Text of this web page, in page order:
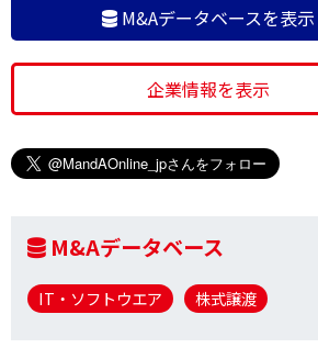
M&Aデータベースを表示
企業情報を表示
M&Aデータベース
IT・ソフトウエア 株式譲渡